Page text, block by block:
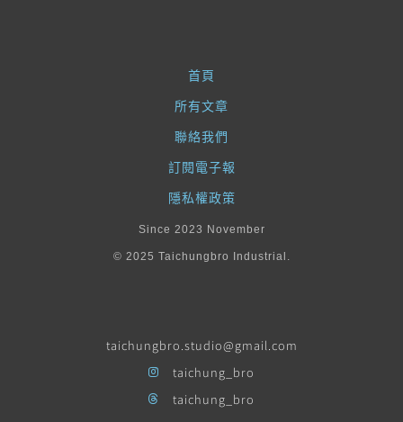
首頁
所有文章
聯絡我們
訂閱電子報
隱私權政策
Since 2023 November
© 2025 Taichungbro Industrial.
taichungbro.studio@gmail.com
taichung_bro
taichung_bro